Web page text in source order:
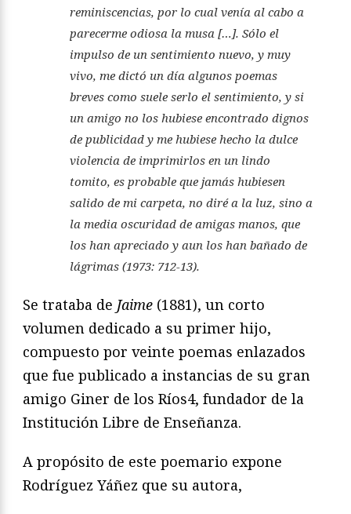
reminiscencias, por lo cual venía al cabo a
parecerme odiosa la musa […]. Sólo el
impulso de un sentimiento nuevo, y muy
vivo, me dictó un día algunos poemas
breves como suele serlo el sentimiento, y si
un amigo no los hubiese encontrado dignos
de publicidad y me hubiese hecho la dulce
violencia de imprimirlos en un lindo
tomito, es probable que jamás hubiesen
salido de mi carpeta, no diré a la luz, sino a
la media oscuridad de amigas manos, que
los han apreciado y aun los han bañado de
lágrimas (1973: 712-13).
Se trataba de Jaime (1881), un corto
volumen dedicado a su primer hijo,
compuesto por veinte poemas enlazados
que fue publicado a instancias de su gran
amigo Giner de los Ríos4, fundador de la
Institución Libre de Enseñanza.
A propósito de este poemario expone
Rodríguez Yáñez que su autora,